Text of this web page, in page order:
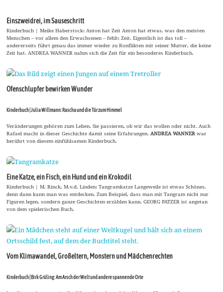
Einszweidrei, im Sauseschritt
Kinderbuch | Meike Haberstock: Anton hat Zeit Anton hat etwas, was den meisten
Menschen – vor allem den Erwachsenen – fehlt: Zeit. Eigentlich ist das toll –
andererseits führt genau das immer wieder zu Konflikten mit seiner Mutter, die keine
Zeit hat. ANDREA WANNER nahm sich die Zeit für ein besonderes Kinderbuch.
Ofenschlupfer bewirken Wunder
Kinderbuch | Julia Willmann: Rascha und die Tür zum Himmel
Veränderungen gehören zum Leben. Sie passieren, ob wir das wollen oder nicht. Auch
Rafael macht in dieser Geschichte damit seine Erfahrungen.ANDREA WANNERwar
berührt von diesem einfühlsamen Kinderbuch.
Eine Katze, ein Fisch, ein Hund und ein Krokodil
Kinderbuch | M. Rinck, M.v.d. Linden: Tangramkatze Langeweile ist etwas Schönes,
denn dann kann man was entdecken. Zum Beispiel, dass man mit Tangram nicht nur
Figuren legen, sondern ganze Geschichten erzählen kann. GEORG PATZER ist angetan
von dem spielerischen Buch.
Vom Klimawandel, Großeltern, Monstern und Mädchenrechten
Kinderbuch | Birk Grüling: Am Arsch der Welt und andere spannende Orte